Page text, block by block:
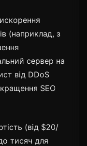
(наприклад, з
сервер на
від DDoS
SEO
(від $20/
тисяч для